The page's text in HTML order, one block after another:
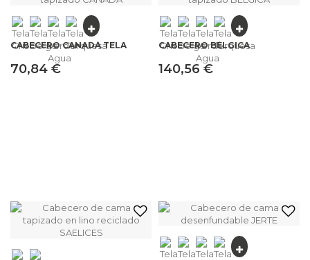
CABECERO CANADÁ TELA
70,84 €
CABECERO BÉLGICA
140,56 €